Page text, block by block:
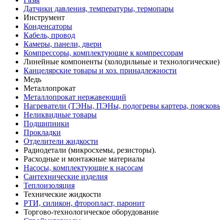
Датчики давления, температуры, термопары
Инструмент
Конденсаторы
Кабель, провод
Камеры, панели, двери
Компрессоры, комплектующие к компрессорам
Линейные компоненты (холодильные и технологические)
Канцелярские товары и хоз. принадлежности
Медь
Металлопрокат
Металлопрокат нержавеющий
Нагреватели (ТЭНы, ПЭНы, подогревы картера,
Неликвидные товары
Подшипники
Прокладки
Отделители жидкости
Радиодетали (микросхемы, резисторы).
Расходные и монтажные материалы
Насосы, комплектующие к насосам
Сантехнические изделия
Теплоизоляция
Технические жидкости
РТИ, силикон, фторопласт, паронит
Торгово-технологическое оборудование